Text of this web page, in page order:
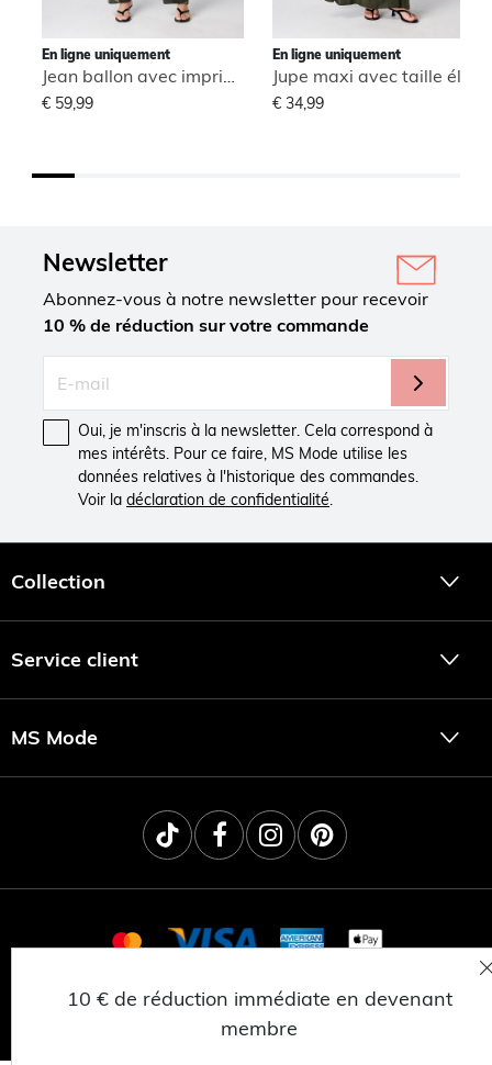
En ligne uniquement
€ 59,99
En ligne uniquement
€ 34,99
Newsletter
Abonnez-vous à notre newsletter pour recevoir
10 % de réduction sur votre commande
Oui, je m'inscris à la newsletter. Cela correspond à
mes intérêts. Pour ce faire, MS Mode utilise les
données relatives à l'historique des commandes.
Voir la déclaration de confidentialité.
Collection
Service client
MS Mode
© 2025 MSNL BV
CONFIDENTIALITÉ
CONDITIONS GÉNÉRALES
TRAVAILLER CHEZ MS MODE
10 € de réduction immédiate en devenant
membre